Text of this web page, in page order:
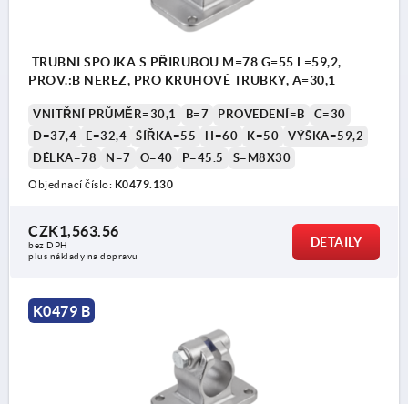
TRUBNÍ SPOJKA S PŘÍRUBOU M=78 G=55 L=59,2,
PROV.:B NEREZ, PRO KRUHOVÉ TRUBKY, A=30,1
VNITŘNÍ PRŮMĚR=30,1 B=7 PROVEDENÍ=B
C=30
D=37,4
E=32,4 ŠÍŘKA=55 H=60 K=50
VÝŠKA=59,2
DÉLKA=78
N=7 O=40 P=45.5 S=M8X30
Objednací číslo: K0479.130
CZK1,563.56
bez DPH
plus náklady na dopravu
DETAILY
K0479 B